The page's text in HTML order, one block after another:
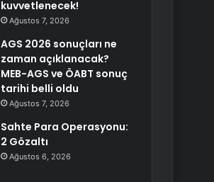
kuvvetlenecek!
Ağustos 7, 2026
AGS 2026 sonuçları ne
zaman açıklanacak?
MEB-AGS ve ÖABT sonuç
tarihi belli oldu
Ağustos 7, 2026
Sahte Para Operasyonu:
2 Gözaltı
Ağustos 6, 2026